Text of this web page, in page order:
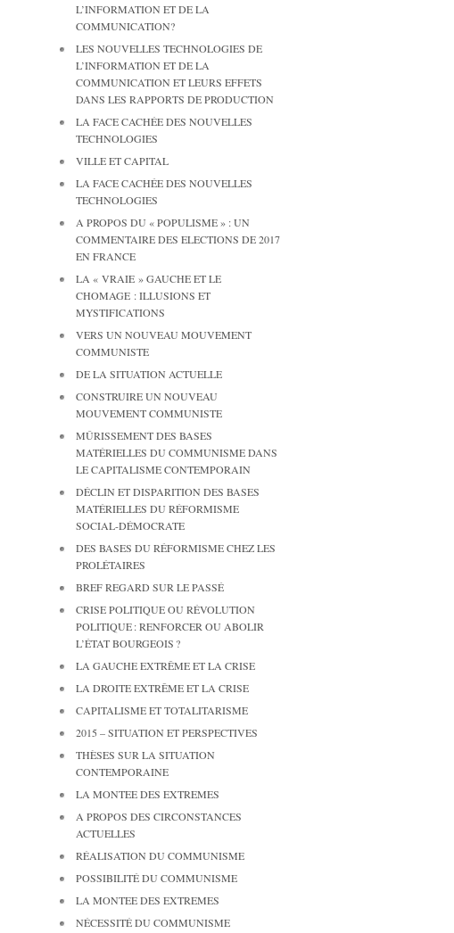
L’INFORMATION ET DE LA
COMMUNICATION?
LES NOUVELLES TECHNOLOGIES DE
L’INFORMATION ET DE LA
COMMUNICATION ET LEURS EFFETS
DANS LES RAPPORTS DE PRODUCTION
LA FACE CACHÉE DES NOUVELLES
TECHNOLOGIES
VILLE ET CAPITAL
LA FACE CACHÉE DES NOUVELLES
TECHNOLOGIES
A PROPOS DU « POPULISME » : UN
COMMENTAIRE DES ELECTIONS DE 2017
EN FRANCE
LA « VRAIE » GAUCHE ET LE
CHOMAGE : ILLUSIONS ET
MYSTIFICATIONS
VERS UN NOUVEAU MOUVEMENT
COMMUNISTE
DE LA SITUATION ACTUELLE
CONSTRUIRE UN NOUVEAU
MOUVEMENT COMMUNISTE
MÛRISSEMENT DES BASES
MATÉRIELLES DU COMMUNISME DANS
LE CAPITALISME CONTEMPORAIN
DÉCLIN ET DISPARITION DES BASES
MATÉRIELLES DU RÉFORMISME
SOCIAL-DÉMOCRATE
DES BASES DU RÉFORMISME CHEZ LES
PROLÉTAIRES
BREF REGARD SUR LE PASSÉ
CRISE POLITIQUE OU RÉVOLUTION
POLITIQUE : RENFORCER OU ABOLIR
L’ÉTAT BOURGEOIS ?
LA GAUCHE EXTRÊME ET LA CRISE
LA DROITE EXTRÊME ET LA CRISE
CAPITALISME ET TOTALITARISME
2015 – SITUATION ET PERSPECTIVES
THÈSES SUR LA SITUATION
CONTEMPORAINE
LA MONTEE DES EXTREMES
A PROPOS DES CIRCONSTANCES
ACTUELLES
RÉALISATION DU COMMUNISME
POSSIBILITÉ DU COMMUNISME
LA MONTEE DES EXTREMES
NÉCESSITÉ DU COMMUNISME